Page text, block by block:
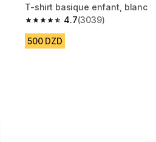
T-shirt basique enfant, blanc
4.7
4.7 out of 5 stars from 3039
(3039)
500 DZD